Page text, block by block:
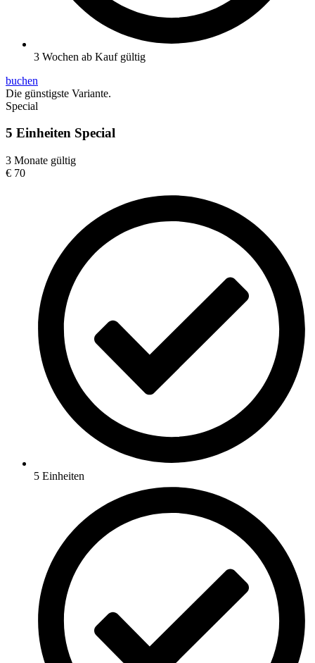
3 Wochen ab Kauf gültig
buchen
Die günstigste Variante.
Special
5 Einheiten Special
3 Monate gültig
€ 70
5 Einheiten